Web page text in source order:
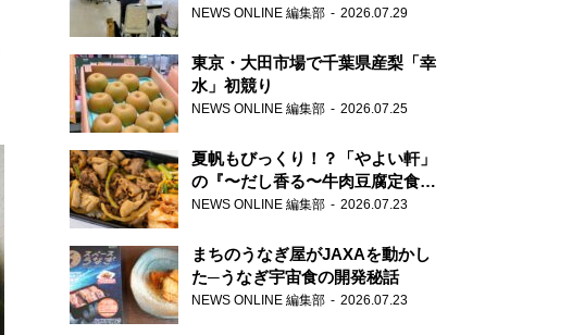
NEWS ONLINE 編集部 2026.07.29
東京・大田市場で千葉県産梨「幸
水」初競り
NEWS ONLINE 編集部 2026.07.25
夏帆もびっくり！？「やよい軒」
の『〜だし香る〜牛肉豆腐定食』
が香り高すぎる
NEWS ONLINE 編集部 2026.07.23
まちのうなぎ屋がJAXAを動かし
た─うなぎ宇宙食の開発秘話
NEWS ONLINE 編集部 2026.07.23